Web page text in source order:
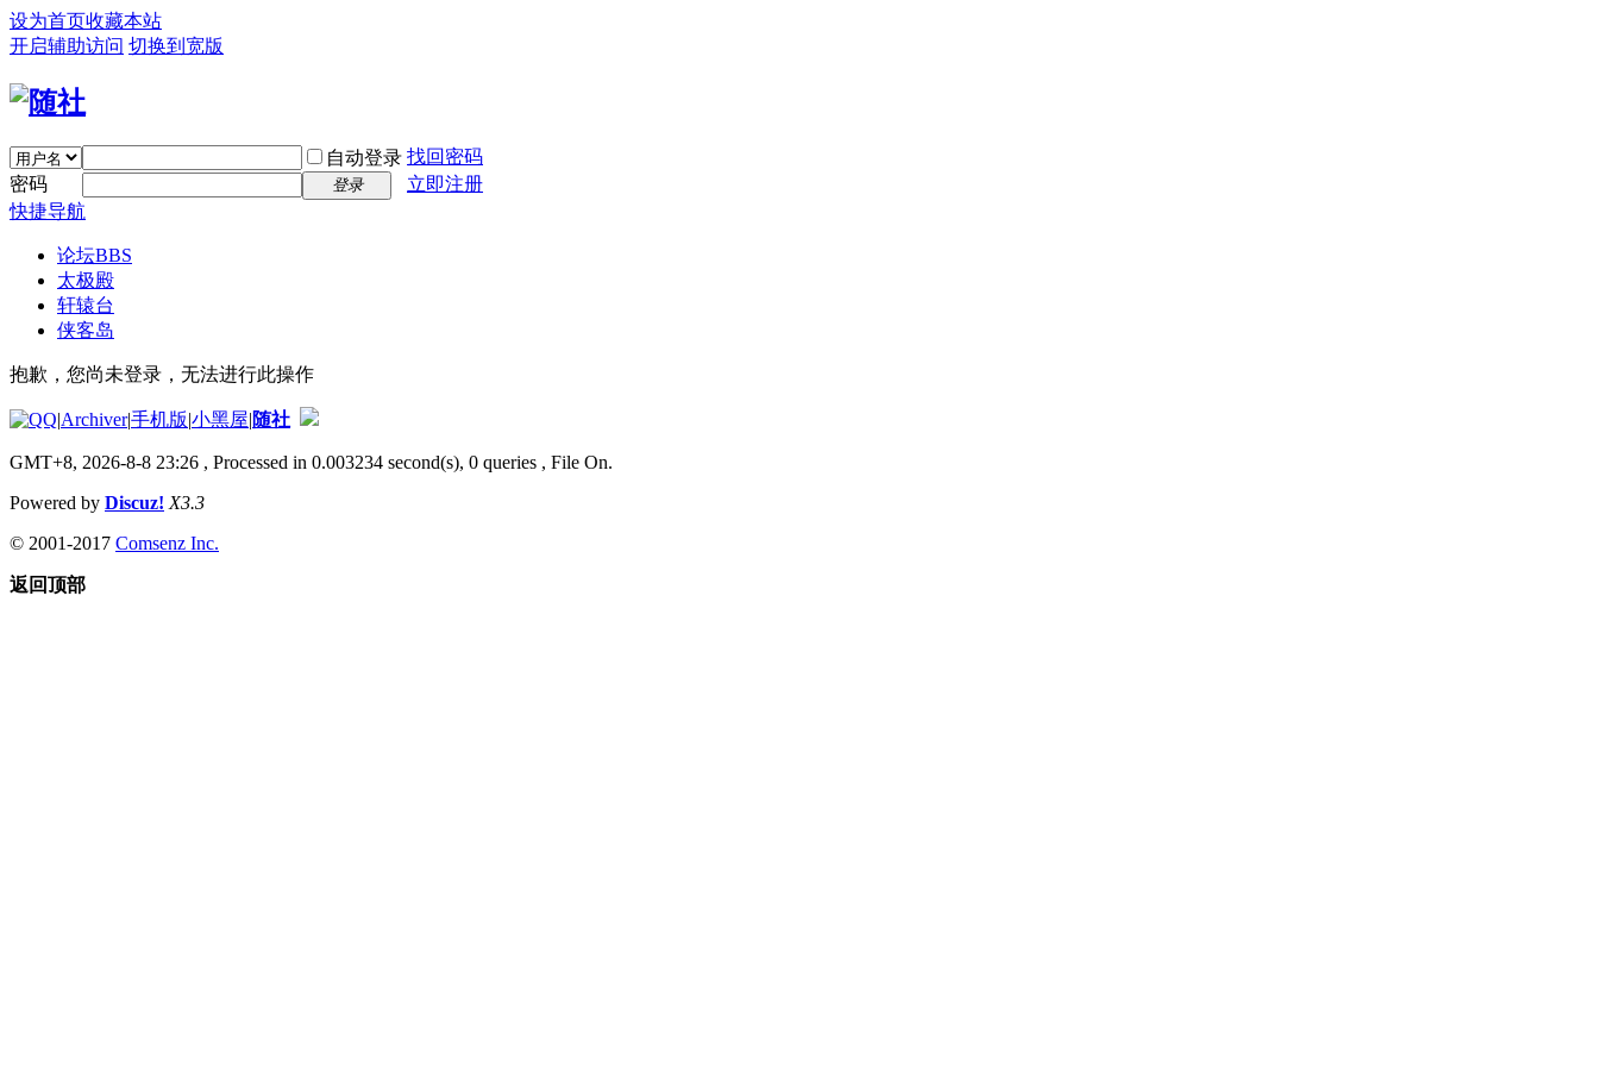
设为首页收藏本站
开启辅助访问 切换到宽版
自动登录 找回密码
密码
登录
立即注册
快捷导航
论坛BBS
太极殿
轩辕台
侠客岛
抱歉，您尚未登录，无法进行此操作
|Archiver|手机版|小黑屋|随社
GMT+8, 2026-8-8 23:26 , Processed in 0.003234 second(s), 0 queries , File On.
Powered by Discuz! X3.3
© 2001-2017 Comsenz Inc.
返回顶部